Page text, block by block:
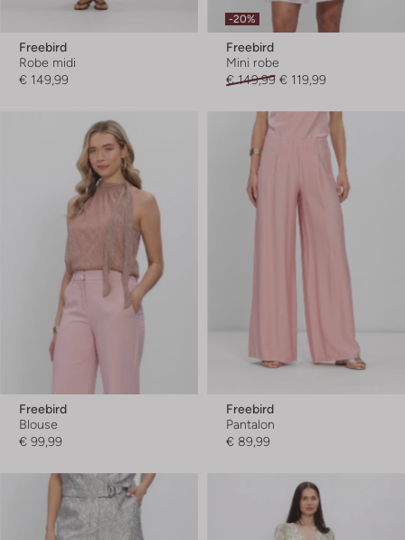
Freebird
Robe midi
€ 149,99
-20%
Freebird
Mini robe
€ 149,99 € 119,99
Freebird
Blouse
€ 99,99
Freebird
Pantalon
€ 89,99